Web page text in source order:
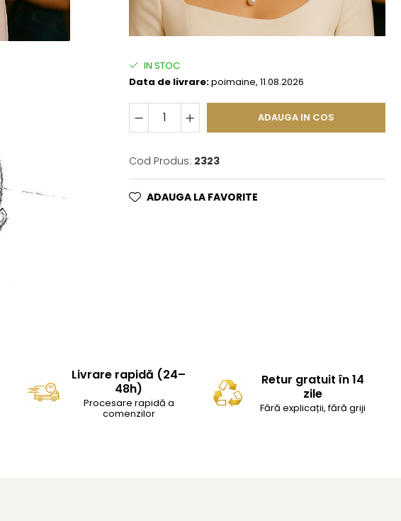
IN STOC
Data de livrare:poimaine, 11.08.2026
ADAUGA IN COS
Cod Produs: 2323
ADAUGA LA FAVORITE
Livrare rapidă (24–
48h)
Procesare rapidă a
comenzilor
Retur gratuit în 14
zile
Fără explicații, fără griji